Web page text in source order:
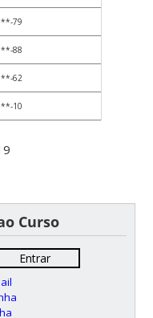
79
88
62
10
Curso
Entrar